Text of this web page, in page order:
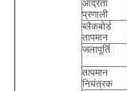
आर्द्रता
प्रणाली
ब्लैकबोर्ड
तापमान
जलापूर्ति
तापमान
नियंत्रक